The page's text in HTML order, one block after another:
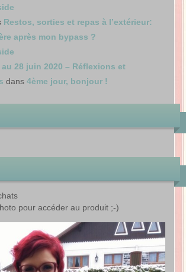
Restos, sorties et repas à l’extérieur:
après mon bypass ?
28 juin 2020 – Réflexions et
dans 4ème jour, bonjour !
pour accéder au produit ;-)